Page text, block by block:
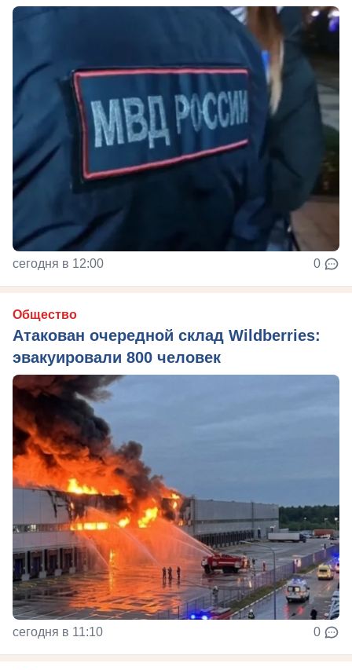
сегодня в 12:00 0
Общество
Атакован очередной склад Wildberries:
эвакуировали 800 человек
сегодня в 11:10 0